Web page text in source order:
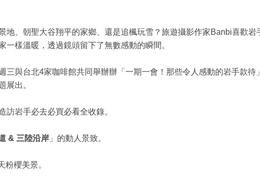
地、朝聖大谷翔平的家鄉、還是追楓玩雪？旅遊攝影作家Banbi喜歡岩
一樣溫暖，透過鏡頭留下了無數感動的瞬間。
與台北4家咖啡館共同舉辦辦「一期一會！那些令人感動的岩手款待」
展出。
訪岩手必去必買必看全收錄。
& 三陸沿岸 」的動人景致。
粉櫻美景。